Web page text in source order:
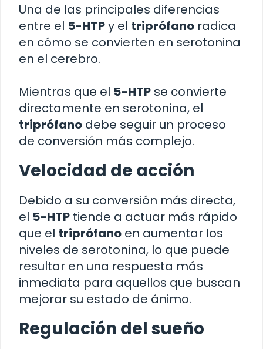
Una de las principales diferencias
entre el 5-HTPy el triprófano radica
en cómo se convierten en serotonina
en el cerebro.
Mientras que el 5-HTP se convierte
directamente en serotonina, el
triprófano debe seguir un proceso
de conversión más complejo.
Velocidad de acción
Debido a su conversión más directa,
el 5-HTP tiende a actuar más rápido
que el triprófano en aumentar los
niveles de serotonina, lo que puede
resultar en una respuesta más
inmediata para aquellos que buscan
mejorar su estado de ánimo.
Regulación del sueño